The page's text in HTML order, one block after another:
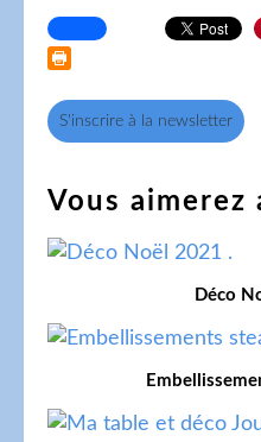
S'inscrire à la newsletter
Vous aimerez
Déco